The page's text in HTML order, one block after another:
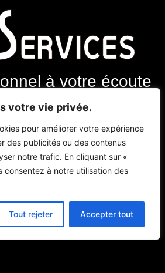
votre vie privée.
pour améliorer votre expérience
des publicités ou des contenus
notre trafic. En cliquant sur «
consentez à notre utilisation des
Tout rejeter Accepter tout
à votre écoute
Menu :
Contact :